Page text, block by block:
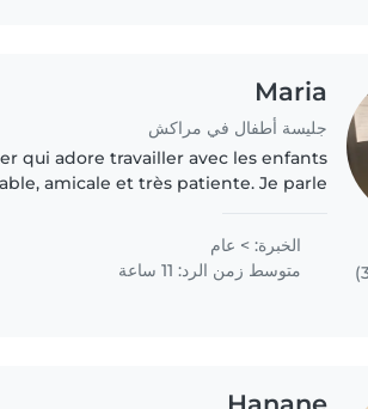
Maria
جليسة أطفال في مراكش
qui adore travailler avec les enfants
amicale et très patiente. Je parle
permet..
الخبرة: > عام
متوسط زمن الرد: 11 ساعة